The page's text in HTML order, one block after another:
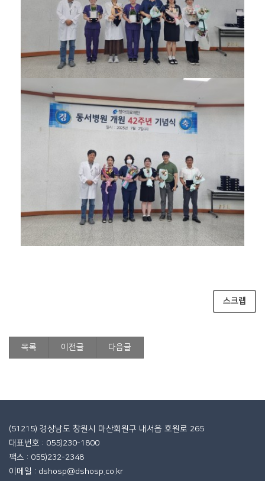
스크랩
목록 이전글 다음글
(51215) 경상남도 창원시 마산회원구 내서읍 호원로 265
대표번호 : 055)230-1800
팩스 : 055)232-2348
이메일 : dshosp@dshosp.co.kr